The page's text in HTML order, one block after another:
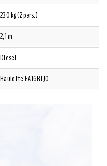
230 kg (2 pers.)
2,1 m
Diesel
Haulotte HA16RTJO